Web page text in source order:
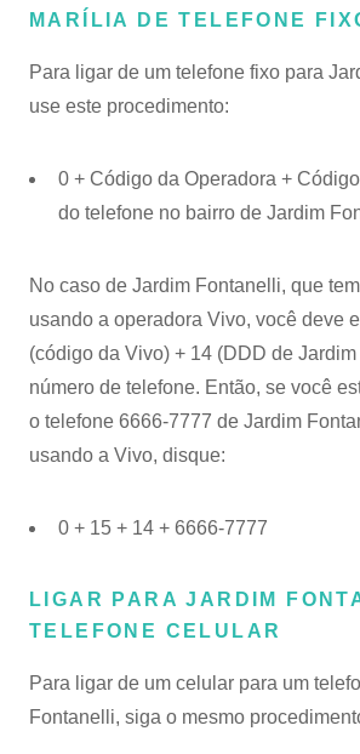
MARÍLIA DE TELEFONE
Para ligar de um telefone fixo para
use este procedimento:
0 + Código da Operadora +
do telefone no bairro de Jardim
No caso de Jardim Fontanelli, que
usando a operadora Vivo, você deve
(código da Vivo) + 14 (DDD de
número de telefone. Então, se você
o telefone 6666-7777 de Jardim
usando a Vivo, disque:
0 + 15 + 14 + 6666-7777
LIGAR PARA JARDIM
TELEFONE CELULAR
Para ligar de um celular para um
Fontanelli, siga o mesmo